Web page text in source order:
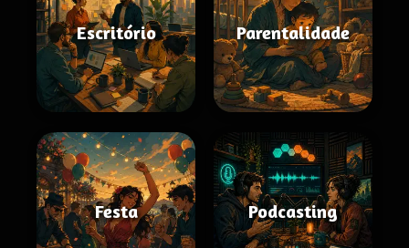
Escritório Parentalidade
Festa Podcasting